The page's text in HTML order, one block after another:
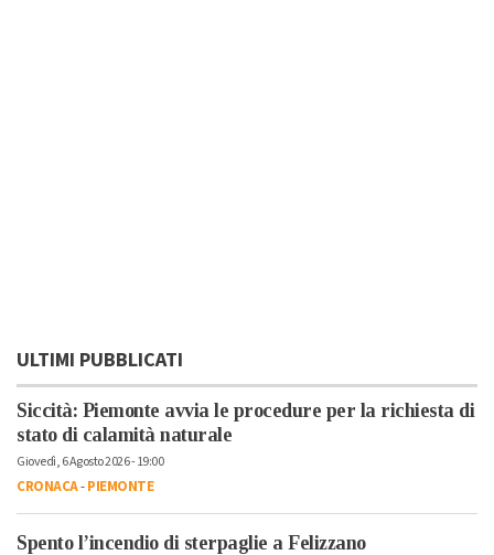
ULTIMI PUBBLICATI
Siccità: Piemonte avvia le procedure per la richiesta di
stato di calamità naturale
Giovedì, 6 Agosto 2026 - 19:00
CRONACA-PIEMONTE
Spento l’incendio di sterpaglie a Felizzano